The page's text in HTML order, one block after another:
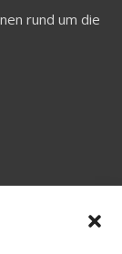
rund um die